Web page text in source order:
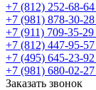
+7 (812) 252-68-64
+7 (981) 878-30-28
+7 (911) 709-35-29
+7 (812) 447-95-57
+7 (495) 645-23-92
+7 (981) 680-02-27
Заказать звонок